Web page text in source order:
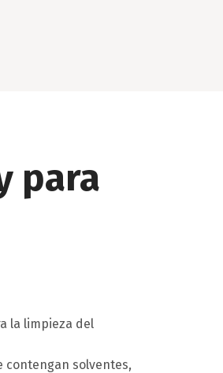
para
la limpieza del
contengan solventes,